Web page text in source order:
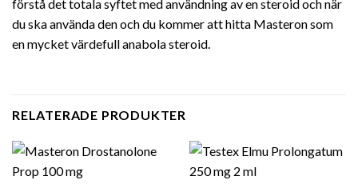
förstå det totala syftet med användning av en steroid och när
du ska använda den och du kommer att hitta Masteron som
en mycket värdefull anabola steroid.
RELATERADE PRODUKTER